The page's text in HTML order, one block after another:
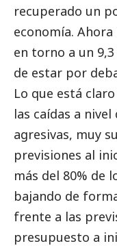
recuperado un
economía.
en torno a un
de estar por
Lo que está
las caídas a
agresivas, muy
previsiones al
más del 80% de
bajando de
frente a las
presupuesto a